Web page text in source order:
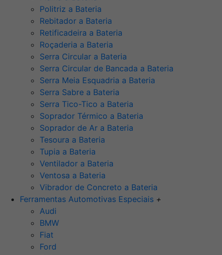
Politriz a Bateria
Rebitador a Bateria
Retificadeira a Bateria
Roçaderia a Bateria
Serra Circular a Bateria
Serra Circular de Bancada a Bateria
Serra Meia Esquadria a Bateria
Serra Sabre a Bateria
Serra Tico-Tico a Bateria
Soprador Térmico a Bateria
Soprador de Ar a Bateria
Tesoura a Bateria
Tupia a Bateria
Ventilador a Bateria
Ventosa a Bateria
Vibrador de Concreto a Bateria
Ferramentas Automotivas Especiais +
Audi
BMW
Fiat
Ford